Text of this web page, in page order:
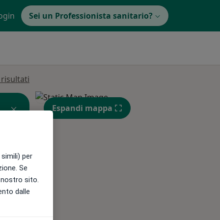
Sei un Professionista sanitario?
Espandi mappa
per
Se
sito.
dalle